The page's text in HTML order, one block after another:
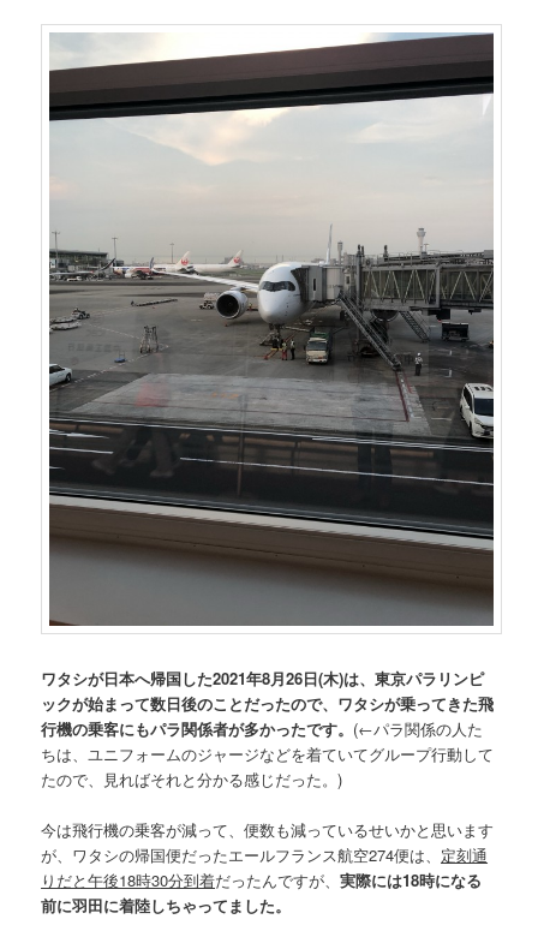
ワタシが日本へ帰国した2021年8月26日(木)は、東京パラリンピ
ックが始まって数日後のことだったので、ワタシが乗ってきた飛
行機の乗客にもパラ関係者が多かったです。 (←パラ関係の人た
ちは、ユニフォームのジャージなどを着ていてグループ行動して
たので、見ればそれと分かる感じだった。)
今は飛行機の乗客が減って、便数も減っているせいかと思います
が、ワタシの帰国便だったエールフランス航空274便は、 定刻通
りだと午後18時30分到着だったんですが、実際には18時になる
前に羽田に着陸しちゃってました。